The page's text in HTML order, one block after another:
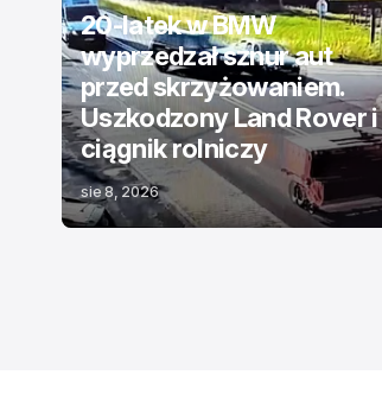
20-latek w BMW
wyprzedzał sznur aut
przed skrzyżowaniem.
Uszkodzony Land Rover i
ciągnik rolniczy
sie 8, 2026